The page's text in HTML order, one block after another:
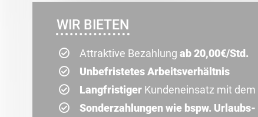
WIR BIETEN
Attraktive Bezahlung ab 20,00€/Std.
Unbefristetes Arbeitsverhältnis
Langfristiger Kundeneinsatz mit dem
Sonderzahlungen wie bspw.